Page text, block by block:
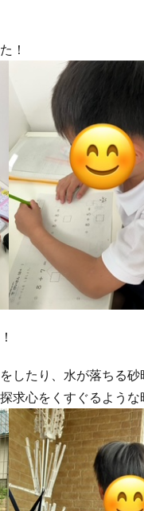
！
したり、水が落ちる
求心をくすぐるよう